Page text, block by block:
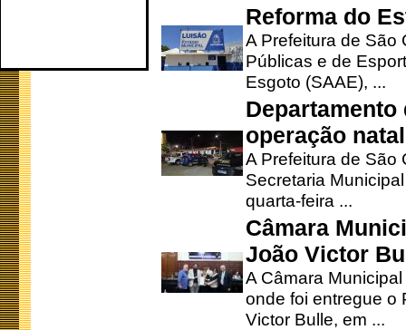
Reforma do
A Prefeitura de São
Públicas e de
Esgoto (SAAE), ...
operação
A Prefeitura de São
Secretaria
quarta-feira ...
Câmara
João Victor
A Câmara
onde foi entregue o
Victor Bulle, em ...